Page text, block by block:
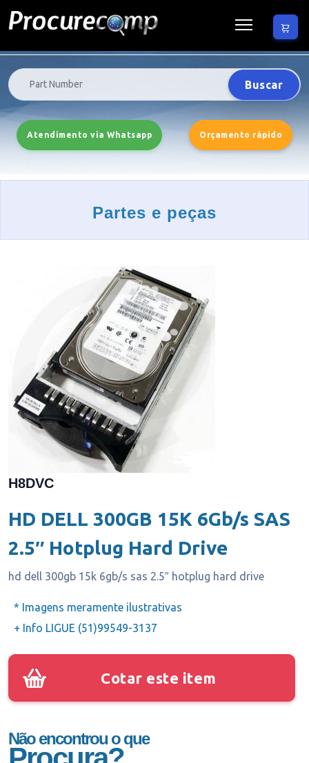
Buscar
Atendimento via Whatsapp Orçamento rápido
Partes e peças
H8DVC
HD DELL 300GB 15K 6Gb/s SAS
2.5″ Hotplug Hard Drive
hd dell 300gb 15k 6gb/s sas 2.5″ hotplug hard drive
* Imagens meramente ilustrativas
+ Info LIGUE (51)99549-3137
Cotar este item
Não encontrou o que